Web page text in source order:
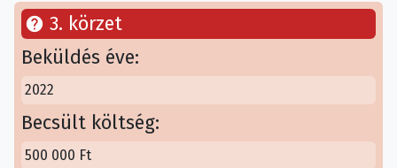
help 3. körzet
Beküldés éve:
2022
Becsült költség:
500 000 Ft